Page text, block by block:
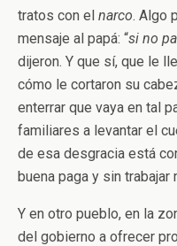
tratos con el narco. Algo
mensaje al papá: “si no
dijeron. Y que sí, que le
cómo le cortaron su
enterrar que vaya en tal
familiares a levantar el
de esa desgracia está
buena paga y sin trabajar
Y en otro pueblo, en la
del gobierno a ofrecer